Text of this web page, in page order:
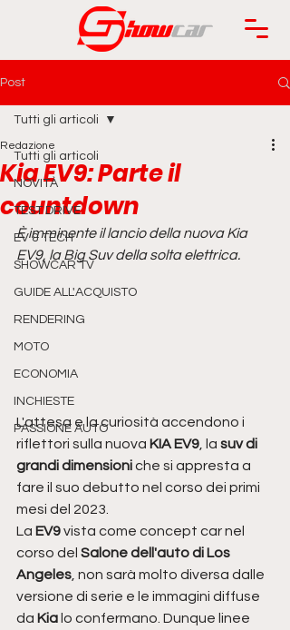
Post
Tutti gli articoli
NOVITÀ
TEST DRIVE
EV & TECH
SHOWCAR TV
GUIDE ALL'ACQUISTO
RENDERING
MOTO
ECONOMIA
INCHIESTE
PASSIONE AUTO
Tutti gli articoli
Kia EV9: Parte il
countdown
Redazione
È imminente il lancio della nuova Kia
EV9, la Big Suv della solta elettrica.
L'attesa e la curiosità accendono i
riflettori sulla nuova KIA EV9 , la suv di
grandi dimensioni che si appresta a
fare il suo debutto nel corso dei primi
mesi del 2023.
La EV9 vista come concept car nel
corso del Salone dell'auto di Los
Angeles , non sarà molto diversa dalle
versione di serie e le immagini diffuse
da Kia lo confermano. Dunque linee